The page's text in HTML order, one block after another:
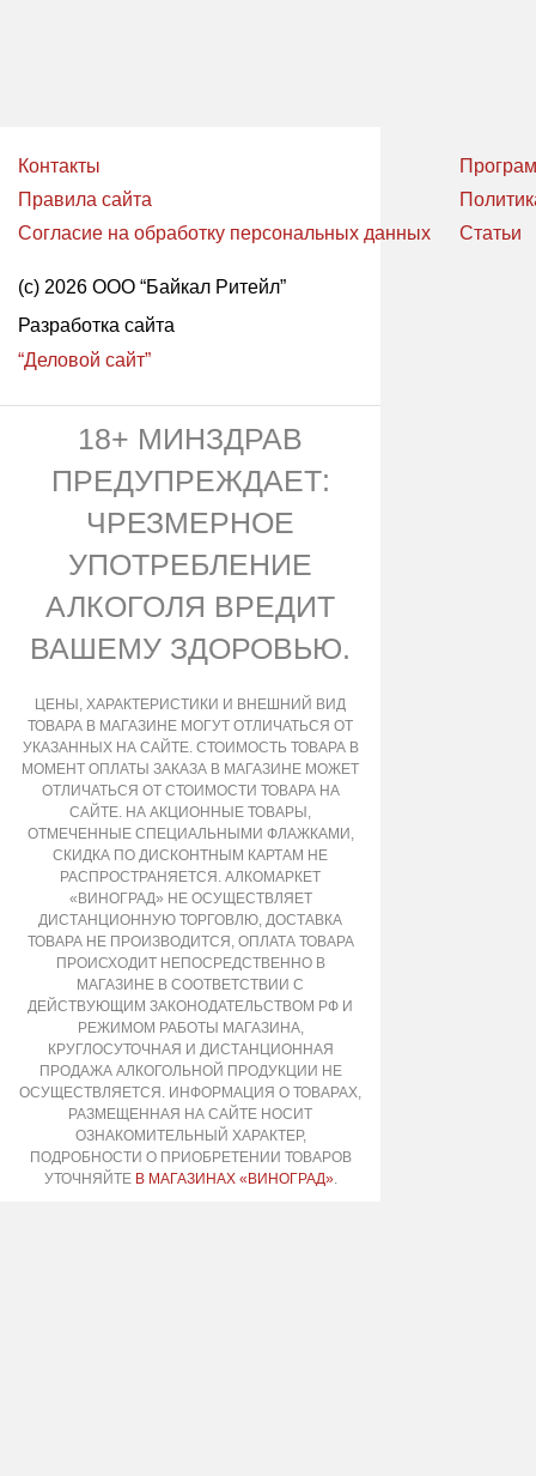
Контакты
Правила сайта
Согласие на обработку персональных данных
Статьи
(с) 2026 ООО “Байкал Ритейл”
Разработка сайта
“Деловой сайт”
18+ МИНЗДРАВ
ПРЕДУПРЕЖДАЕТ:
ЧРЕЗМЕРНОЕ
УПОТРЕБЛЕНИЕ
АЛКОГОЛЯ ВРЕДИТ
ВАШЕМУ ЗДОРОВЬЮ.
ЦЕНЫ, ХАРАКТЕРИСТИКИ И ВНЕШНИЙ ВИД
ТОВАРА В МАГАЗИНЕ МОГУТ ОТЛИЧАТЬСЯ ОТ
УКАЗАННЫХ НА САЙТЕ. СТОИМОСТЬ ТОВАРА В
МОМЕНТ ОПЛАТЫ ЗАКАЗА В МАГАЗИНЕ МОЖЕТ
ОТЛИЧАТЬСЯ ОТ СТОИМОСТИ ТОВАРА НА
САЙТЕ. НА АКЦИОННЫЕ ТОВАРЫ,
ОТМЕЧЕННЫЕ СПЕЦИАЛЬНЫМИ ФЛАЖКАМИ,
СКИДКА ПО ДИСКОНТНЫМ КАРТАМ НЕ
РАСПРОСТРАНЯЕТСЯ. АЛКОМАРКЕТ
«ВИНОГРАД» НЕ ОСУЩЕСТВЛЯЕТ
ДИСТАНЦИОННУЮ ТОРГОВЛЮ, ДОСТАВКА
ТОВАРА НЕ ПРОИЗВОДИТСЯ, ОПЛАТА ТОВАРА
ПРОИСХОДИТ НЕПОСРЕДСТВЕННО В
МАГАЗИНЕ В СООТВЕТСТВИИ С
ДЕЙСТВУЮЩИМ ЗАКОНОДАТЕЛЬСТВОМ РФ И
РЕЖИМОМ РАБОТЫ МАГАЗИНА,
КРУГЛОСУТОЧНАЯ И ДИСТАНЦИОННАЯ
ПРОДАЖА АЛКОГОЛЬНОЙ ПРОДУКЦИИ НЕ
ОСУЩЕСТВЛЯЕТСЯ. ИНФОРМАЦИЯ О ТОВАРАХ,
РАЗМЕЩЕННАЯ НА САЙТЕ НОСИТ
ОЗНАКОМИТЕЛЬНЫЙ ХАРАКТЕР,
ПОДРОБНОСТИ О ПРИОБРЕТЕНИИ ТОВАРОВ
УТОЧНЯЙТЕ В МАГАЗИНАХ «ВИНОГРАД».